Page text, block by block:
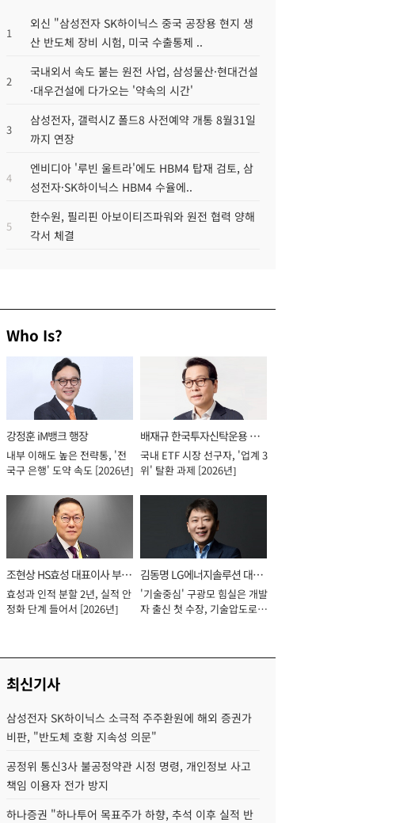
1
외신 "삼성전자 SK하이닉스 중국 공장용 현지 생
산 반도체 장비 시험, 미국 수출통제 ..
2
국내외서 속도 붙는 원전 사업, 삼성물산·현대건설
·대우건설에 다가오는 '약속의 시간'
3
삼성전자, 갤럭시Z 폴드8 사전예약 개통 8월31일
까지 연장
4
엔비디아 '루빈 울트라'에도 HBM4 탑재 검토, 삼
성전자·SK하이닉스 HBM4 수율에..
5
한수원, 필리핀 아보이티즈파워와 원전 협력 양해
각서 체결
Who Is?
강정훈 iM뱅크 행장
내부 이해도 높은 전략통, '전
국구 은행' 도약 속도 [2026년]
배재규 한국투자신탁운용 대
표이사 사장
국내 ETF 시장 선구자, '업계 3
위' 탈환 과제 [2026년]
조현상 HS효성 대표이사 부회
장
효성과 인적 분할 2년, 실적 안
정화 단계 들어서 [2026년]
김동명 LG에너지솔루션 대표
이사 사장
'기술중심' 구광모 힘실은 개발
자 출신 첫 수장, 기술압도로
최신기사
삼성전자 SK하이닉스 소극적 주주환원에 해외 증권가
비판, "반도체 호황 지속성 의문"
공정위 통신3사 불공정약관 시정 명령, 개인정보 사고
책임 이용자 전가 방지
하나증권 "하나투어 목표주가 하향, 추석 이후 실적 반